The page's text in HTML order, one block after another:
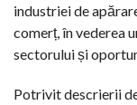
industriei de
comerț, în vederea
sectorului și
Potrivit descrierii